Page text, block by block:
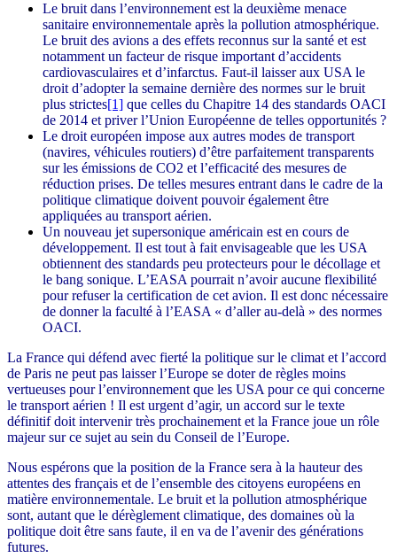
Le bruit dans l’environnement est la deuxième menace
sanitaire environnementale après la pollution atmosphérique.
Le bruit des avions a des effets reconnus sur la santé et est
notamment un facteur de risque important d’accidents
cardiovasculaires et d’infarctus. Faut-il laisser aux USA le
droit d’adopter la semaine dernière des normes sur le bruit
plus strictes[1] que celles du Chapitre 14 des standards OACI
de 2014 et priver l’Union Européenne de telles opportunités ?
Le droit européen impose aux autres modes de transport
(navires, véhicules routiers) d’être parfaitement transparents
sur les émissions de CO2 et l’efficacité des mesures de
réduction prises. De telles mesures entrant dans le cadre de la
politique climatique doivent pouvoir également être
appliquées au transport aérien.
Un nouveau jet supersonique américain est en cours de
développement. Il est tout à fait envisageable que les USA
obtiennent des standards peu protecteurs pour le décollage et
le bang sonique. L’EASA pourrait n’avoir aucune flexibilité
pour refuser la certification de cet avion. Il est donc nécessaire
de donner la faculté à l’EASA « d’aller au-delà » des normes
OACI.
La France qui défend avec fierté la politique sur le climat et l’accord
de Paris ne peut pas laisser l’Europe se doter de règles moins
vertueuses pour l’environnement que les USA pour ce qui concerne
le transport aérien ! Il est urgent d’agir, un accord sur le texte
définitif doit intervenir très prochainement et la France joue un rôle
majeur sur ce sujet au sein du Conseil de l’Europe.
Nous espérons que la position de la France sera à la hauteur des
attentes des français et de l’ensemble des citoyens européens en
matière environnementale. Le bruit et la pollution atmosphérique
sont, autant que le dérèglement climatique, des domaines où la
politique doit être sans faute, il en va de l’avenir des générations
futures.